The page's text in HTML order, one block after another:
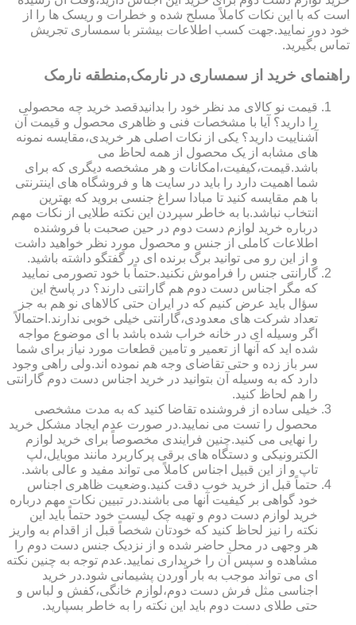
است که با این نکات کاملاً مسلح شده و خطرات و ریسک ها را از
خود دور نمایید.جهت کسب اطلاعات بیشتر با سمساری تجریش
تماس بگیرید.
راهنمای خرید از سمساری در نارمک,منطقه نارمک
قیمت نو کالای مد نظر خود را بدانیدقصد خرید چه محصولی
را دارید؟ آیا با مشخصات فنی و ظاهری محصول و قیمت آن
آشناییت دارید؟ یکی از نکات اصلی هر خریدی،مقایسه نمونه
های مشابه از یک محصول از همه لحاظ می
باشد.قیمت،کیفیت،امکانات و هر مشخصه دیگری که برای
شما اهمیت دارد را باید در سایت ها و فروشگاه های اینترنتی
با هم مقایسه کنید تا مبادا سراغ جنسی بروید که بهترین
انتخاب نباشد.با به خاطر سپردن این نکته طلایی از نکات مهم
درباره خرید لوازم دست دوم در حین صحبت با فروشنده
اطلاعات کاملی از جنس و محصول مورد نظر خواهید داشت
و از این رو می توانید برگ برنده ای در گفتگو داشته باشید.
گارانتی جنس را فراموش نکنید.حتماً با خود تصورمی نمایید
که مگر اجناس دست دوم هم گارانتی دارند؟ در پاسخ این
سؤال باید عرض کنیم که در ایران حتی کالاهای نو هم به جز
تعداد شرکت های معدودی،گارانتی خیلی خوبی ندارند.احتمالاً
اگر وسیله ای در خانه خراب شده باشد با ای موضوع مواجه
شده اید که آنها از تعمیر و تامین قطعات مورد نیاز برای شما
سر باز زده و حتی تقاضای وجه هم نموده اند.ولی راهی وجود
دارد که به وسیله آن بتوانید در خرید اجناس دست دوم گارانتی
را هم لحاظ کنید.
خیلی ساده از فروشنده تقاضا کنید که به مدت مشخصی
محصول را تست می نمایید.در صورت عدم ایجاد مشکل خرید
را نهایی می کنید.چنین فرایندی مخصوصاً برای خرید لوازم
الکترونیکی و دستگاه های برقی پرکاربرد مانند موبایل،لپ
تاپ و از این قبیل اجناس کاملاً می تواند مفید و عالی باشد.
حتماً قبل از خرید خوب دقت کنید.وضعیت ظاهری اجناس
خود گواهی بر کیفیت آنها می باشند.در تبیین نکات مهم درباره
خرید لوازم دست دوم و تهیه چک لیست خود حتماً باید این
نکته را نیز لحاظ کنید که خودتان شخصاً قبل از اقدام به واریز
هر وجهی در محل حاضر شده و از نزدیک جنس دست دوم را
مشاهده و سپس آن را خریداری نمایید.عدم توجه به چنین نکته
ای می تواند موجب به بار آوردن پشیمانی شود.در خرید
اجناسی مثل فرش دست دوم،لوازم خانگی،کفش و لباس و
حتی طلای دست دوم باید این نکته را به خاطر بسپارید.